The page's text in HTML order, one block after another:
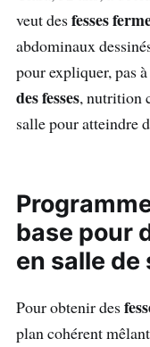
veut desfesses
abdominaux
pour expliquer, pas
des fesses, nutrition
salle pour atteindre
base pour
en salle de
Pour obtenir des
plan cohérent